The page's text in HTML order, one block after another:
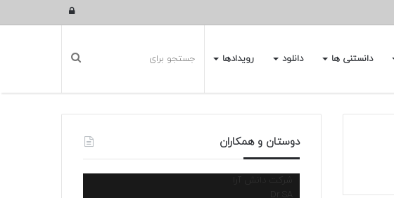
ورود
دانستنی ها دانلود رویدادها
دوستان و همکاران
شرکت دانش آرا